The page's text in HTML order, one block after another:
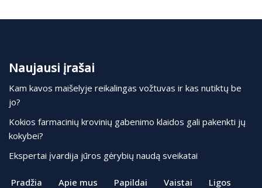
Naujausi įrašai
Kam kavos maišelyje reikalingas vožtuvas ir kas nutiktų be
jo?
Kokios farmacinių krovinių gabenimo klaidos gali pakenkti jų
kokybei?
Ekspertai įvardija jūros gėrybių naudą sveikatai
Pradžia Apie mus Papildai Vaistai Ligos